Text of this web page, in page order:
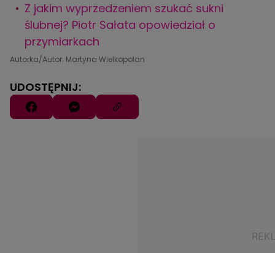
Z jakim wyprzedzeniem szukać sukni
ślubnej? Piotr Sałata opowiedział o
przymiarkach
Autorka/Autor: Martyna Wielkopolan
UDOSTĘPNIJ: